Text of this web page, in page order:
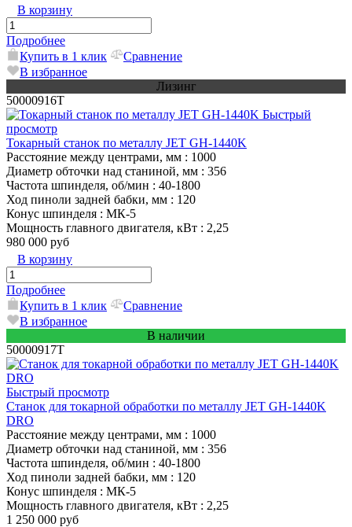
В корзину
Подробнее
Купить в 1 клик
Сравнение
В избранное
Лизинг
50000916T
Быстрый
просмотр
Токарный станок по металлу JET GH-1440K
Расстояние между центрами, мм : 1000
Диаметр обточки над станиной, мм : 356
Частота шпинделя, об/мин : 40-1800
Ход пиноли задней бабки, мм : 120
Конус шпинделя : МК-5
Мощность главного двигателя, кВт : 2,25
980 000 руб
В корзину
Подробнее
Купить в 1 клик
Сравнение
В избранное
В наличии
50000917T
Быстрый просмотр
Станок для токарной обработки по металлу JET GH-1440K
DRO
Расстояние между центрами, мм : 1000
Диаметр обточки над станиной, мм : 356
Частота шпинделя, об/мин : 40-1800
Ход пиноли задней бабки, мм : 120
Конус шпинделя : МК-5
Мощность главного двигателя, кВт : 2,25
1 250 000 руб